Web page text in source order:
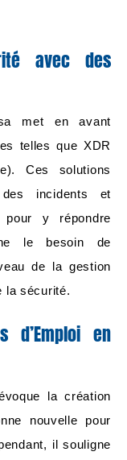
avec des
met en avant
telles que XDR
Ces solutions
incidents et
pour y répondre
le besoin de
de la gestion
la sécurité.
d’Emploi en
la création
nouvelle pour
il souligne